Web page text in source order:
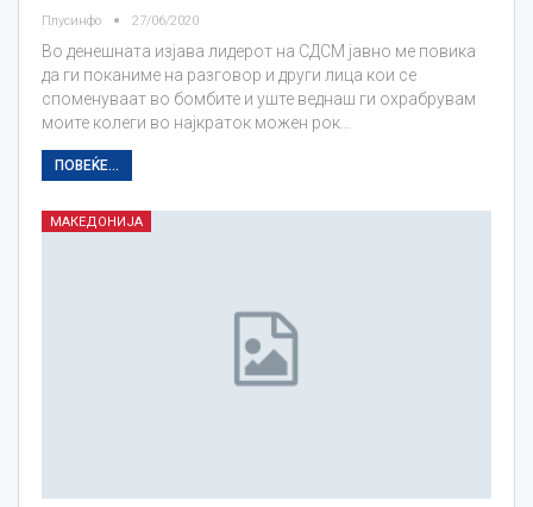
Плусинфо 27/06/2020
Во денешната изјава лидерот на СДСМ јавно ме повика
да ги поканиме на разговор и други лица кои се
споменуваат во бомбите и уште веднаш ги охрабрувам
моите колеги во најкраток можен рок…
ПОВЕЌЕ...
МАКЕДОНИЈА